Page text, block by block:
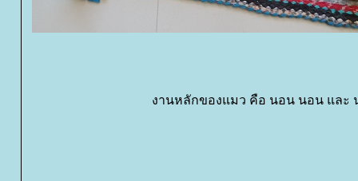
งานหลักของแมว คือ นอน นอน และ